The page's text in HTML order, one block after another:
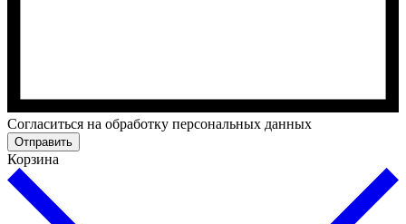
Cогласиться на обработку персональных данных
Отправить
Корзина